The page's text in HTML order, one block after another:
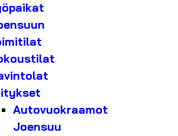
Autovuokraamot
Joensuu